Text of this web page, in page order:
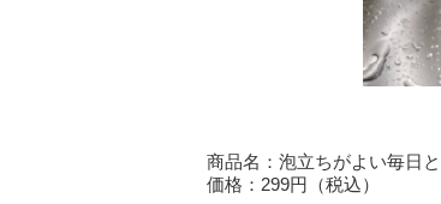
商品名：泡立ちがよい毎日
価格：299円（税込）